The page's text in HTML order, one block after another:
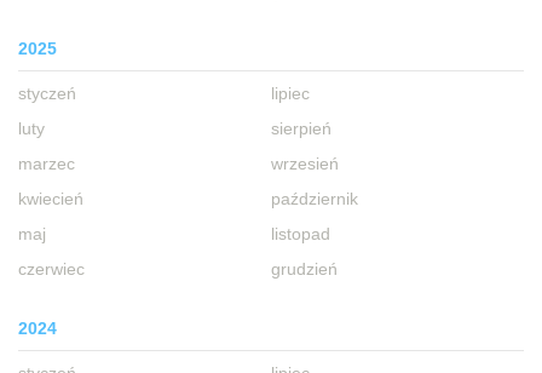
2025
styczeń
luty
marzec
kwiecień
maj
czerwiec
lipiec
sierpień
wrzesień
październik
listopad
grudzień
2024